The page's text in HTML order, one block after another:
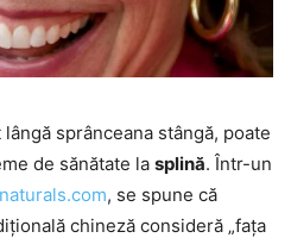
sprânceana stângă, poate
de sănătate la splină. Într-un
, se spune că
chineză consideră „fața